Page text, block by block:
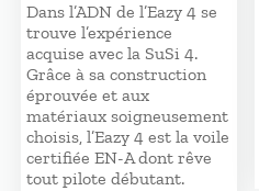
Dans l’ADN de l’Eazy 4 se
trouve l’expérience
acquise avec la SuSi 4.
Grâce à sa construction
éprouvée et aux
matériaux soigneusement
choisis, l’Eazy 4 est la voile
certifiée EN-A dont rêve
tout pilote débutant.